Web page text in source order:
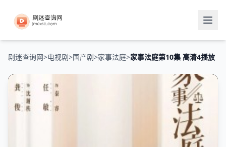
剧迷查询网>电视剧>国产剧>家事法庭>家事法庭第10集 高清4播放